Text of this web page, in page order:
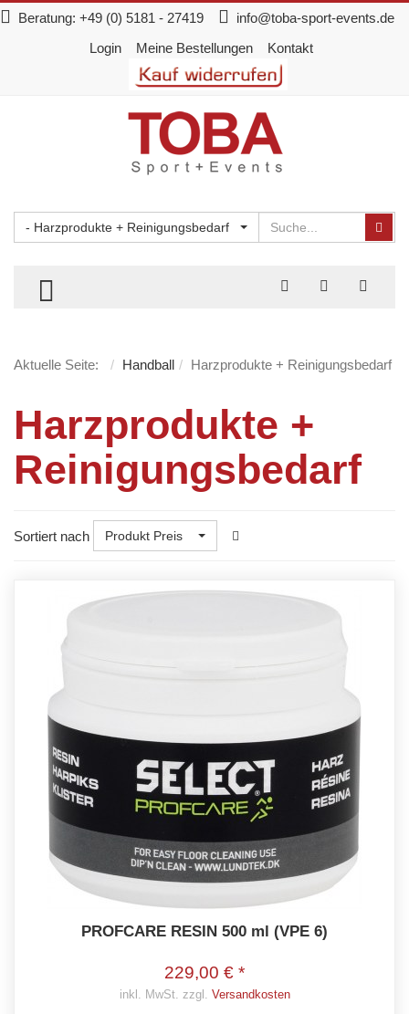
Beratung: +49 (0) 5181 - 27419
info@toba-sport-events.de
Login
Meine Bestellungen Kontakt
- Harzprodukte + Reinigungsbedarf Suchen
TOGGLE MENU
Aktuelle Seite: Handball Harzprodukte + Reinigungsbedarf
Harzprodukte +
Reinigungsbedarf
Sortiert nach Produkt Preis
PROFCARE RESIN 500 ml (VPE 6)
229,00 € *
inkl. MwSt. zzgl. Versandkosten